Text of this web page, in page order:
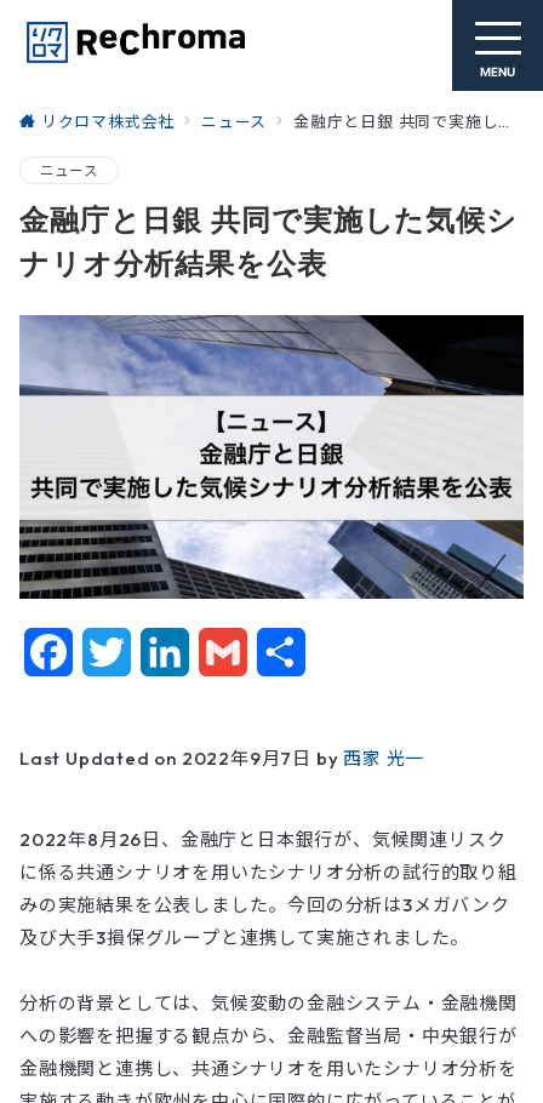
MENU
リクロマ株式会社 ニュース 金融庁と日銀 共同で実施した気候シナリオ分析結果を公表
ニュース
金融庁と日銀 共同で実施した気候シ
ナリオ分析結果を公表
c
b
o
o
k
t
e
r
n
e
d
I
a
l
Last Updated on 2022年9月7日 by西家 光一
2022年8月26日、金融庁と日本銀行が、気候関連リスク
に係る共通シナリオを用いたシナリオ分析の試行的取り組
みの実施結果を公表しました。今回の分析は3メガバンク
及び大手3損保グループと連携して実施されました。
分析の背景としては、気候変動の金融システム・金融機関
への影響を把握する観点から、金融監督当局・中央銀行が
金融機関と連携し、共通シナリオを用いたシナリオ分析を